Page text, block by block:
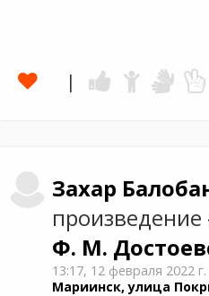
Захар
произведение
Ф. М.
13:17, 12 февраля 2022 г.
Мариинск, улица